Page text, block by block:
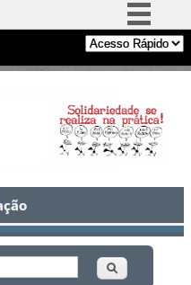
Simplifique!
Comunica BR
Participe
Acesso à informação
Legislação
Canais
Buscar